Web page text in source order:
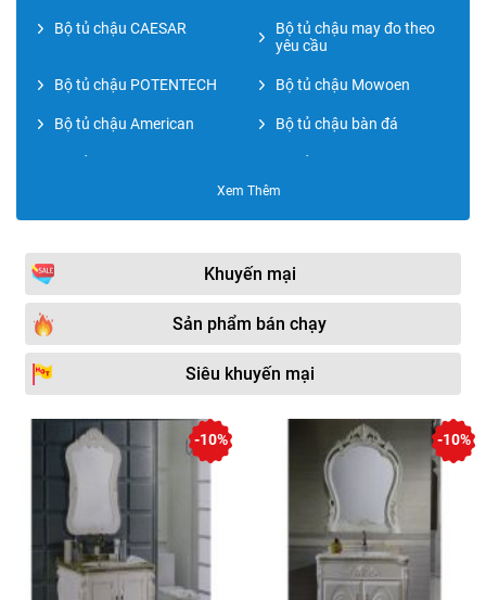
Bộ tủ chậu CAESAR
Bộ tủ chậu may đo theo
yêu cầu
Bộ tủ chậu POTENTECH Bộ tủ chậu Mowoen
Bộ tủ chậu American Bộ tủ chậu bàn đá
Bộ tủ chậu PVC cao cấp
NP
Bộ tủ chậu bằng nhựa
Bộ tủ chậu Plywood
Bộ tủ chậu KOHLER
Bộ tủ chậu Govern Bộ tủ chậu AKHOA
Bộ tủ chậu Samwon Bộ tủ chậu Sewo
Bộ tủ chậu Viglacera Bộ tủ chậu INAX
Bộ tủ chậu Supor Bộ tủ chậu HKXIMOR
Bộ tủ chậu Cappella Bộ tủ chậu Fasheng
Xem Thêm
Khuyến mại
Sản phẩm bán chạy
Siêu khuyến mại
-10% -10%